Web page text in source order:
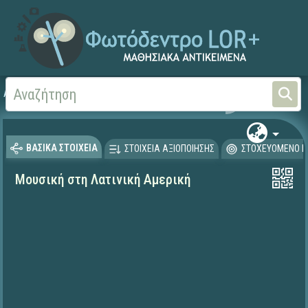
Αρχική
ΒΑΣΙΚΑ ΣΤΟΙΧΕΙΑ ΣΤΟΙΧΕΙΑ ΑΞΙΟΠΟΙΗΣΗΣ ΣΤΟΧΕΥΟΜΕΝΟ
Μουσική στη Λατινική Αμερική